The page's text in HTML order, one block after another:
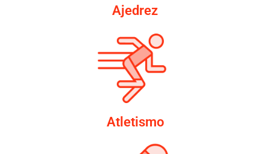
Ajedrez
Atletismo